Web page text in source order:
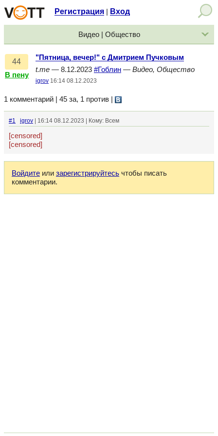
Регистрация Вход
Видео | Общество
44
В пену
"Пятница, вечер!" с Дмитрием Пучковым
t.me — 8.12.2023 #Гоблин — Видео, Общество
igrov 16:14 08.12.2023
1 комментарий | 45 за, 1 против
#1 igrov | 16:14 08.12.2023 | Кому: Всем
[censored]
[censored]
Войдите или зарегистрируйтесь чтобы писать
комментарии.